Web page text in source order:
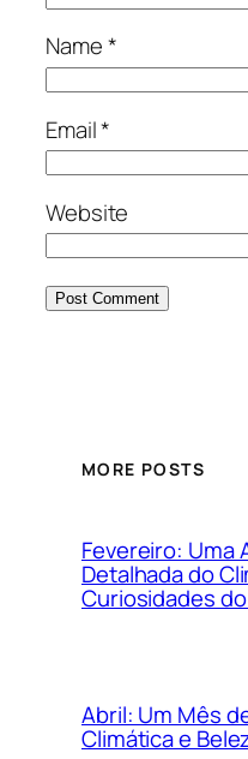
Name*
Email*
Website
MORE POSTS
Fevereiro: Uma
Detalhada do
Curiosidades
Abril: Um Mês
Climática e